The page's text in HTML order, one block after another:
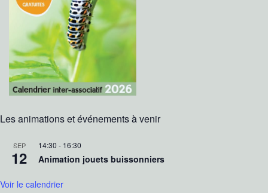
Les animations et événements à venir
SEP
12
14:30 - 16:30
Animation jouets buissonniers
Voir le calendrier